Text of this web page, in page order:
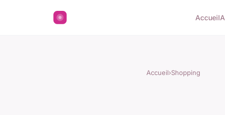
Accueil
Accueil›Shopping